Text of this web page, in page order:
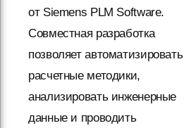
от Siemens PLM Software.
Совместная разработка
позволяет автоматизировать
расчетные методики,
анализировать инженерные
данные и проводить